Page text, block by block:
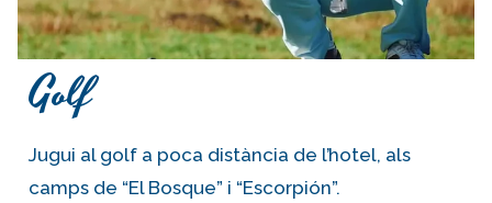
Golf
Jugui al golf a poca distància de l’hotel, als
camps de “El Bosque” i “Escorpión”.